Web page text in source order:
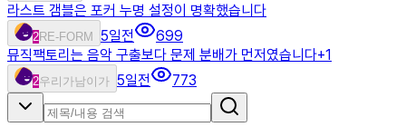
라스트 갬블은 포커 누명 설정이 명확했습니다
2RE-FORM 5일전
699
뮤직팩토리는 음악 구출보다 문제 분배가 먼저였습니다+1
2우리가남이가 5일전 773